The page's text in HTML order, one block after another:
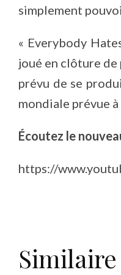
simplement
« Everybody
joué en clôture
prévu de se
mondiale prévue
Écoutez le
https://
Similaire